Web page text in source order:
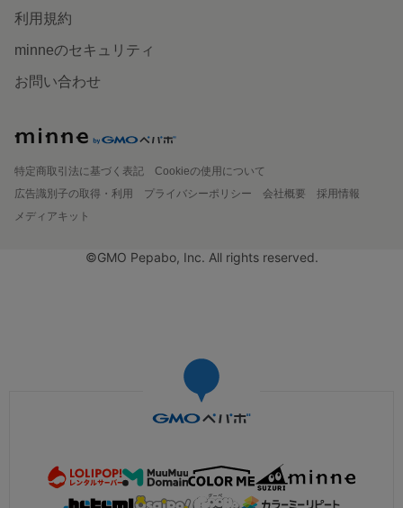
利用規約
minneのセキュリティ
お問い合わせ
特定商取引法に基づく表記
Cookieの使用について
広告識別子の取得・利用
プライバシーポリシー 会社概要
採用情報
メディアキット
©GMO Pepabo, Inc. All rights reserved.